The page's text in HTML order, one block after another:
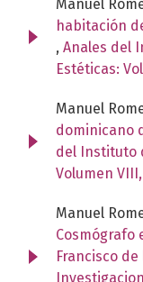
Manuel
habitación
, Anales del
Estéticas:
Manuel
dominicano
del Instituto
Volumen
Manuel
Cosmógrafo
Francisco de